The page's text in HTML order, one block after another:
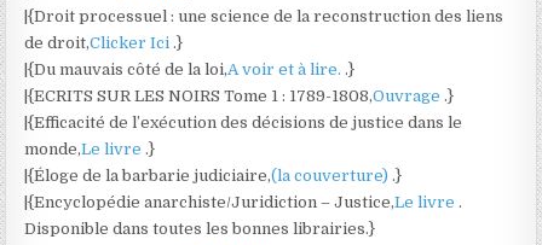
|{Droit processuel : une science de la reconstruction des liens
de droit,Clicker Ici.}
|{Du mauvais côté de la loi,A voir et à lire..}
|{ECRITS SUR LES NOIRS Tome 1 : 1789-1808,Ouvrage.}
|{Efficacité de l’exécution des décisions de justice dans le
monde,Le livre.}
|{Éloge de la barbarie judiciaire,(la couverture).}
|{Encyclopédie anarchiste/Juridiction – Justice,Le livre.
Disponible dans toutes les bonnes librairies.}